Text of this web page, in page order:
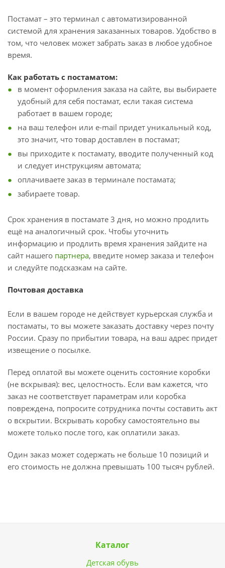
Постамат – это терминал с автоматизированной
системой для хранения заказанных товаров. Удобство в
том, что человек может забрать заказ в любое удобное
время.
Как работать с постаматом:
в момент оформления заказа на сайте, вы выбираете
удобный для себя постамат, если такая система
работает в вашем городе;
на ваш телефон или e-mail придет уникальный код,
это значит, что товар доставлен в постамат;
вы приходите к постамату, вводите полученный код
и следует инструкциям автомата;
оплачиваете заказ в терминале постамата;
забираете товар.
Срок хранения в постамате 3 дня, но можно продлить
ещё на аналогичный срок. Чтобы уточнить
информацию и продлить время хранения зайдите на
сайт нашего партнера, введите номер заказа и телефон
и следуйте подсказкам на сайте.
Почтовая доставка
Если в вашем городе не действует курьерская служба и
постаматы, то вы можете заказать доставку через почту
России. Сразу по прибытии товара, на ваш адрес придет
извещение о посылке.
Перед оплатой вы можете оценить состояние коробки
(не вскрывая): вес, целостность. Если вам кажется, что
заказ не соответствует параметрам или коробка
повреждена, попросите сотрудника почты составить акт
о вскрытии. Вскрывать коробку самостоятельно вы
можете только после того, как оплатили заказ.
Один заказ может содержать не больше 10 позиций и
его стоимость не должна превышать 100 тысяч рублей.
Каталог
Детская обувь